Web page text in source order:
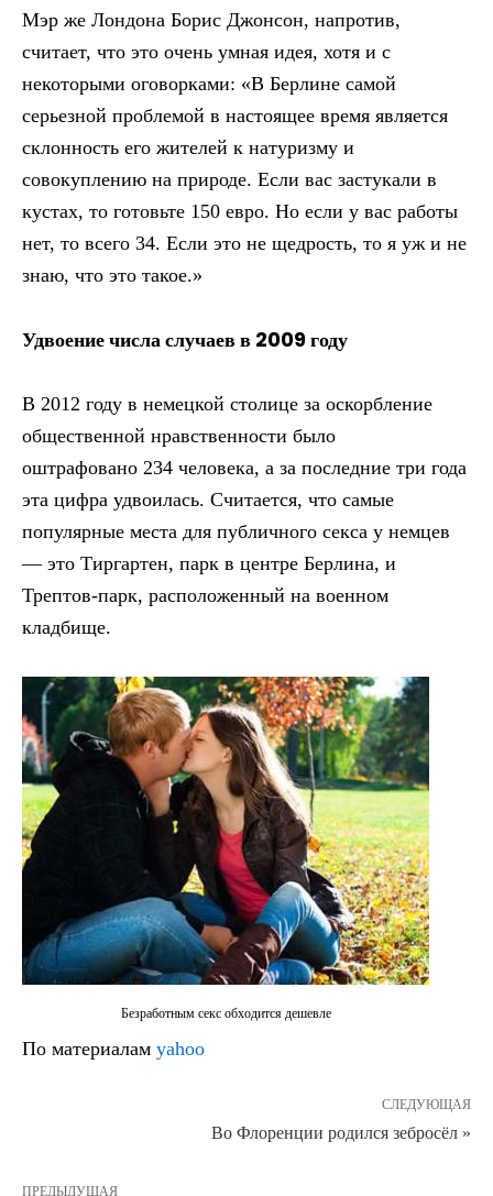
Мэр же Лондона Борис Джонсон, напротив,
считает, что это очень умная идея, хотя и с
некоторыми оговорками: «В Берлине самой
серьезной проблемой в настоящее время является
склонность его жителей к натуризму и
совокуплению на природе. Если вас застукали в
кустах, то готовьте 150 евро. Но если у вас работы
нет, то всего 34. Если это не щедрость, то я уж и не
знаю, что это такое.»
Удвоение числа случаев в 2009 году
В 2012 году в немецкой столице за оскорбление
общественной нравственности было
оштрафовано 234 человека, а за последние три года
эта цифра удвоилась. Считается, что самые
популярные места для публичного секса у немцев
— это Тиргартен, парк в центре Берлина, и
Трептов-парк, расположенный на военном
кладбище.
Безработным секс обходится дешевле
По материалам yahoo
СЛЕДУЮЩАЯ
Во Флоренции родился зебросёл »
ПРЕДЫДУЩАЯ